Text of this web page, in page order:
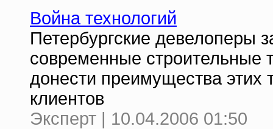
Война технологий
Петербургские девелоперы
современные строительные
донести преимущества этих
клиентов
Эксперт | 10.04.2006 01:50